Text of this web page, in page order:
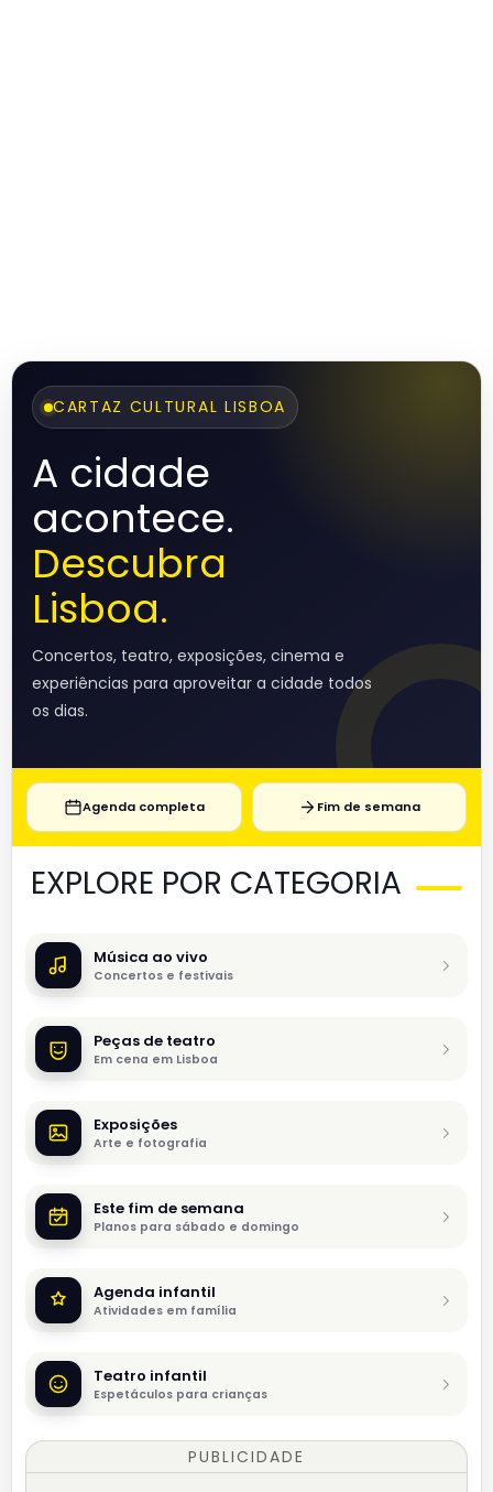
CARTAZ CULTURAL LISBOA
A cidade
acontece.
Descubra
Lisboa.
Concertos, teatro, exposições, cinema e
experiências para aproveitar a cidade todos
os dias.
Agenda completa Fim de semana
EXPLORE POR CATEGORIA
Música ao vivo
Concertos e festivais
Peças de teatro
Em cena em Lisboa
Exposições
Arte e fotografia
Este fim de semana
Planos para sábado e domingo
Agenda infantil
Atividades em família
Teatro infantil
Espetáculos para crianças
PUBLICIDADE